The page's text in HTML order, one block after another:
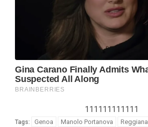
111111111111
Tags: Genoa Manolo Portanova Reggiana